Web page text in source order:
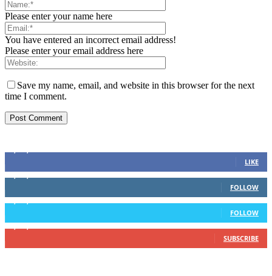
Please enter your name here
You have entered an incorrect email address!
Please enter your email address here
Save my name, email, and website in this browser for the next
time I comment.
LIKE
FOLLOW
FOLLOW
SUBSCRIBE